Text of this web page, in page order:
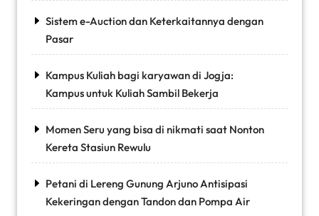
Sistem e-Auction dan Keterkaitannya dengan
Pasar
Kampus Kuliah bagi karyawan di Jogja:
Kampus untuk Kuliah Sambil Bekerja
Momen Seru yang bisa di nikmati saat Nonton
Kereta Stasiun Rewulu
Petani di Lereng Gunung Arjuno Antisipasi
Kekeringan dengan Tandon dan Pompa Air